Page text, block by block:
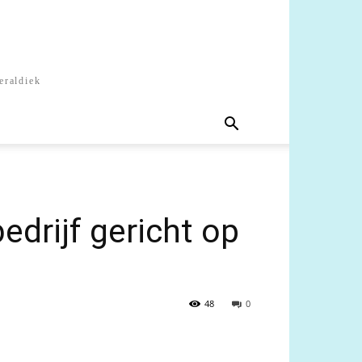
gericht op
0
48